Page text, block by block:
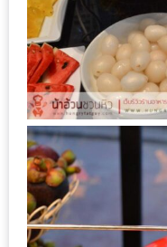
โม
นวัน
แม่
แห่ง
ชาติ
ร้าน